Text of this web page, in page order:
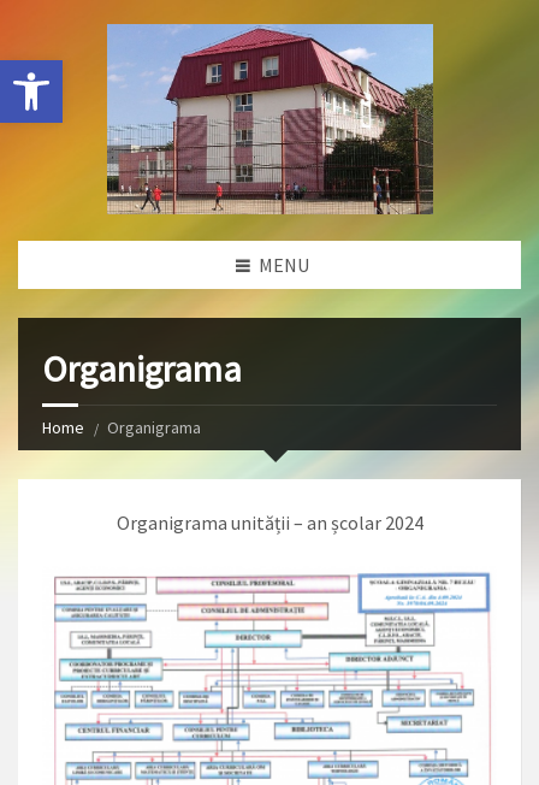
Deschide bara de unelte
MENU
Organigrama
Home Organigrama
Organigrama unității – an școlar 2024